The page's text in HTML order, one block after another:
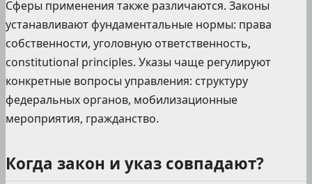
Сферы применения также различаются. Законы
устанавливают фундаментальные нормы: права
собственности, уголовную ответственность,
constitutional principles. Указы чаще регулируют
конкретные вопросы управления: структуру
федеральных органов, мобилизационные
мероприятия, гражданство.
Когда закон и указ совпадают?